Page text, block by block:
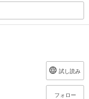
試し読み
フォロー